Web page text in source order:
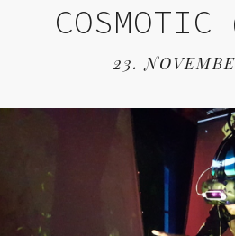
COSMOTIC
23.